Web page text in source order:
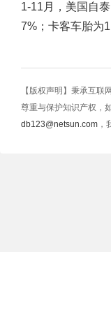
1-11月，美国自
7%；卡客车胎为
【版权声明】秉承互
尊重与保护知识产权，
db123@netsun.com ，